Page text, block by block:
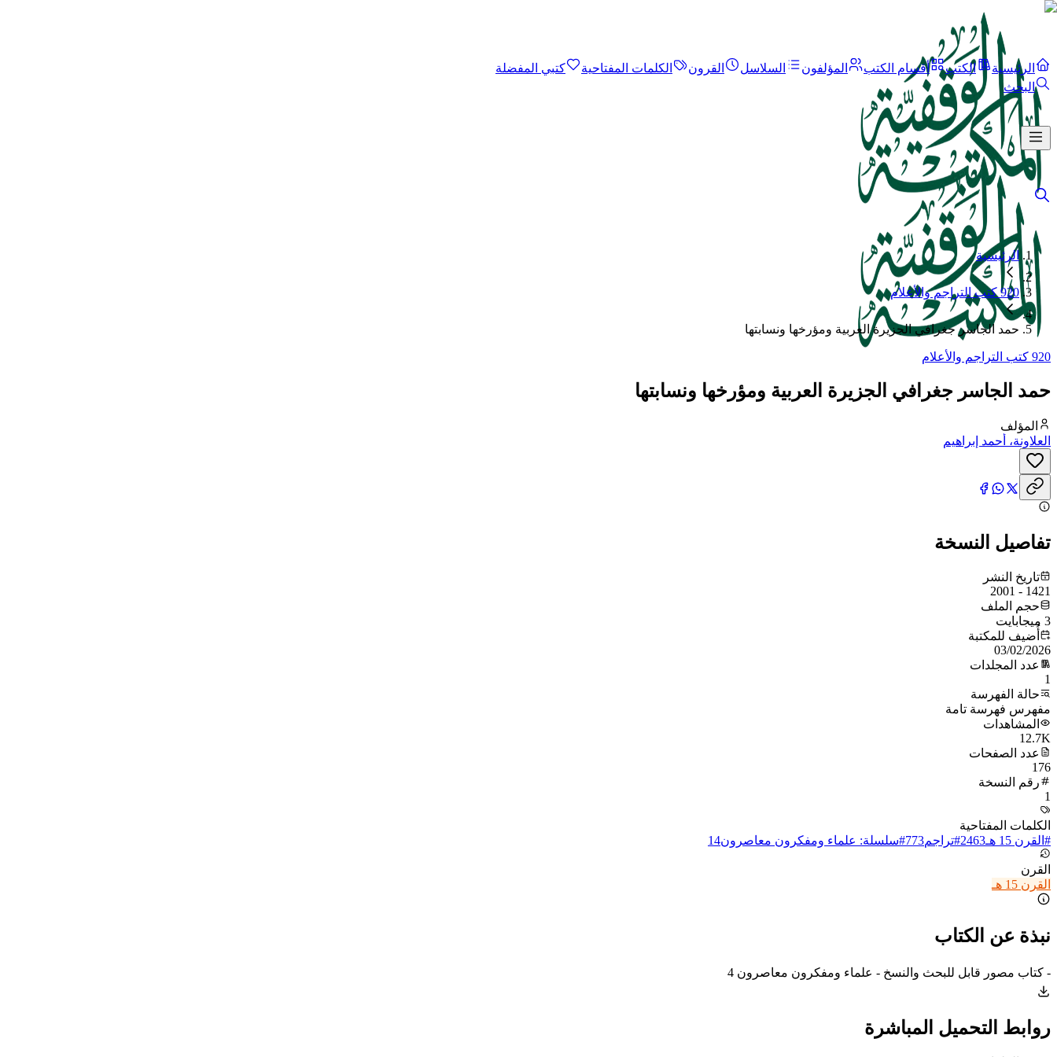
الرئيسية الكتب أقسام الكتب المؤلفون السلاسل القرون الكلمات المفتاحية
كتبي المفضلة
البحث
الرئيسية
920 كتب التراجم والأعلام
حمد الجاسر جغرافي الجزيرة العربية ومؤرخها ونسابتها
920 كتب التراجم والأعلام
حمد الجاسر جغرافي الجزيرة العربية ومؤرخها ونسابتها
المؤلف
العلاونة، أحمد إبراهيم
تفاصيل النسخة
تاريخ النشر
1421 - 2001
حجم الملف
3 ميجابايت
أُضيف للمكتبة
03/02/2026
عدد المجلدات
1
حالة الفهرسة
مفهرس فهرسة تامة
المشاهدات
12.7K
عدد الصفحات
176
رقم النسخة
1
الكلمات المفتاحية
# القرن 15 هـ 2463
#تراجم773
#سلسلة: علماء ومفكرون معاصرون14
القرن
القرن 15 هـ
نبذة عن الكتاب
- كتاب مصور قابل للبحث والنسخ - علماء ومفكرون معاصرون 4
روابط التحميل المباشرة